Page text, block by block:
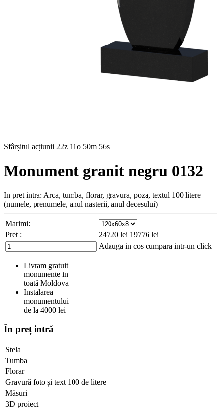
Sfârșitul acțiunii 22z 11o 50m 54s
Monument granit negru 0132
In pret intra: Arca, tumba, florar, gravura, poza, textul 100 litere
(numele, prenumele, anul nasterii, anul decesului)
Marimi:
Pret :
24720lei 19776 lei
Adauga in cos cumpara intr-un click
Livram gratuit
monumente in
toată Moldova
Instalarea
monumentului
de la 4000 lei
În preț intră
Stela
Tumba
Florar
Gravură foto și text 100 de litere
Măsuri
3D proiect